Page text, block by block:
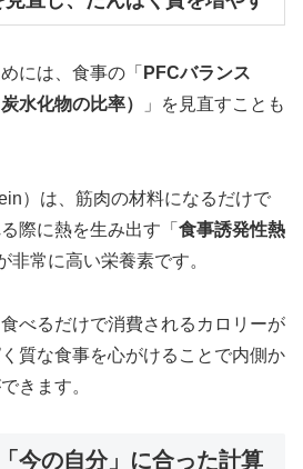
には、食事の「 PFCバランス
水化物の比率）
」を見直すことも
）は、筋肉の材料になるだけで
際に熱を生み出す「 食事誘発性熱
非常に高い栄養素です。
べるだけで消費されるカロリーが
質な食事を心がけることで内側か
きます。
今の自分」に合った計算